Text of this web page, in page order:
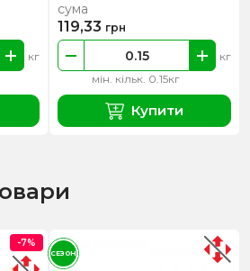
кг
мін. кільк. 0.15кг
кг
сума
119,33 грн
Купити
-7%
СЕЗОН